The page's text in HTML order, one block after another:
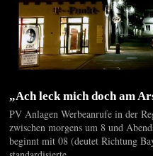
„Ach leck mich doch am
PV Anlagen Werbeanrufe in der
zwischen morgens um 8 und
beginnt mit 08 (deutet Richtung